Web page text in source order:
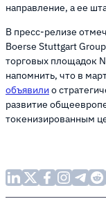
направление, а ее
В пресс-релизе
Boerse Stuttgart
торговых площадок
напомнить, что в
объявили о
развитие
токенизированным